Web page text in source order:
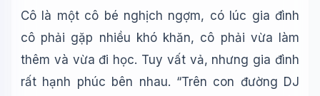
Cô là một cô bé nghịch ngợm, có lúc gia đình
cô phải gặp nhiều khó khăn, cô phải vừa làm
thêm và vừa đi học. Tuy vất vả, nhưng gia đình
rất hạnh phúc bên nhau. “Trên con đường DJ